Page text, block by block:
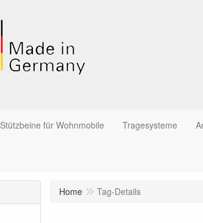
Stützbeine für Wohnmobile Tragesysteme
Home Tag-Details